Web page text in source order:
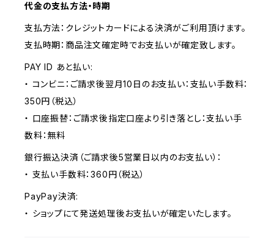
代金の支払方法・時期
支払方法：クレジットカードによる決済がご利用頂けます。
支払時期：商品注文確定時でお支払いが確定致します。
PAY ID あと払い:
・ コンビニ：ご請求後翌月10日のお支払い：支払い手数料：
350円（税込）
・ 口座振替：ご請求後指定口座より引き落とし：支払い手
数料：無料
銀行振込決済（ご請求後5営業日以内のお支払い）：
・ 支払い手数料：360円（税込）
PayPay決済:
・ ショップにて発送処理後お支払いが確定いたします。